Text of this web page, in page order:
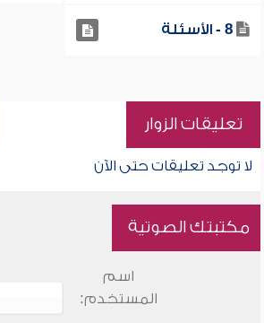
8 - الأسئلة
تعليقات الزوار
لا توجد تعليقات حتى الآن
مكتبتك الصوتية
اسم
المستخدم: